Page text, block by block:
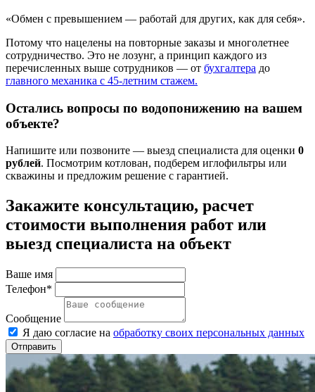
«Обмен с превышением — работай для других, как для себя».
Потому что нацелены на повторные заказы и многолетнее
сотрудничество. Это не лозунг, а принцип каждого из
перечисленных выше сотрудников — от бухгалтера до
главного механика с 45-летним стажем.
Остались вопросы по водопонижению на вашем
объекте?
Напишите или позвоните — выезд специалиста для оценки 0
рублей. Посмотрим котлован, подберем иглофильтры или
скважины и предложим решение с гарантией.
Закажите консультацию, расчет
стоимости выполнения работ или
выезд специалиста на объект
Ваше имя
Телефон*
Сообщение
Я даю согласие на обработку своих персональных данных
Отправить